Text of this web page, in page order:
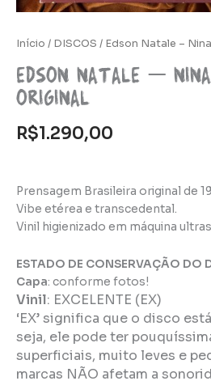
Início / DISCOS / Edson Natale –
Edson Natale –
Original
R$1.290,00
Prensagem Brasileira original de
Vibe etérea e transcedental.
Vinil higienizado em máquina
ESTADO DE CONSERVAÇÃO DO
Capa: conforme fotos!
Vinil: EXCELENTE (EX)
‘EX’ significa que o disco
seja, ele pode ter
superficiais, muito leves e
marcas NÃO afetam a